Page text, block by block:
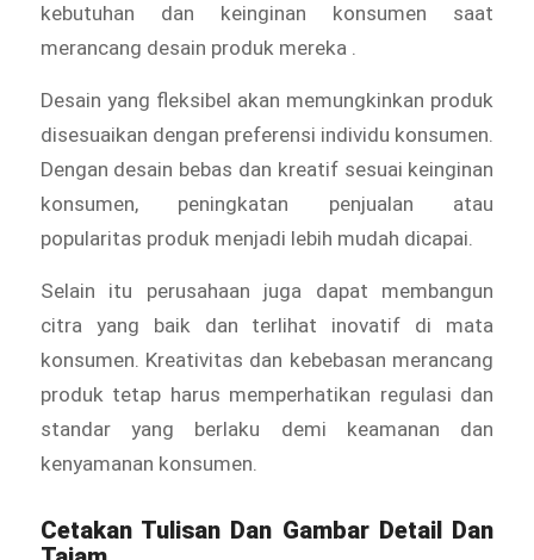
kebutuhan dan keinginan konsumen saat
merancang desain produk mereka .
Desain yang fleksibel akan memungkinkan produk
disesuaikan dengan preferensi individu konsumen.
Dengan desain bebas dan kreatif sesuai keinginan
konsumen, peningkatan penjualan atau
popularitas produk menjadi lebih mudah dicapai.
Selain itu perusahaan juga dapat membangun
citra yang baik dan terlihat inovatif di mata
konsumen. Kreativitas dan kebebasan merancang
produk tetap harus memperhatikan regulasi dan
standar yang berlaku demi keamanan dan
kenyamanan konsumen.
Cetakan Tulisan Dan Gambar Detail Dan